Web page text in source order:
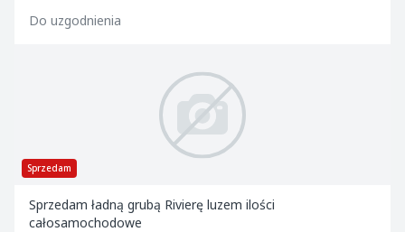
Do uzgodnienia
Sprzedam
Sprzedam ładną grubą Rivierę luzem ilości
całosamochodowe